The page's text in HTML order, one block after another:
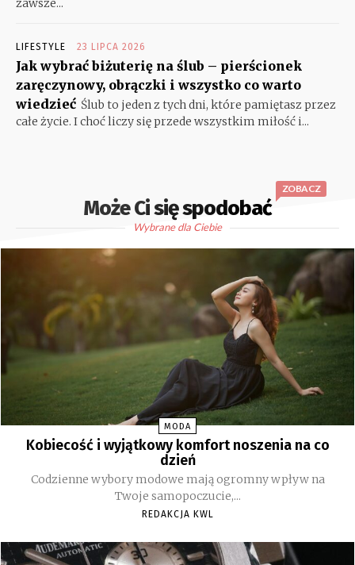
zawsze...
LIFESTYLE 23 LIPCA 2026
Jak wybrać biżuterię na ślub – pierścionek
zaręczynowy, obrączki i wszystko co warto
wiedzieć Ślub to jeden z tych dni, które pamiętasz przez
całe życie. I choć liczy się przede wszystkim miłość i...
Może Ci się spodobać
ZOBACZ
Wybrane dla Ciebie
MODA
Kobiecość i wyjątkowy komfort noszenia na co
dzień
Codzienne wybory modowe mają ogromny wpływ na
Twoje samopoczucie,...
REDAKCJA KWL